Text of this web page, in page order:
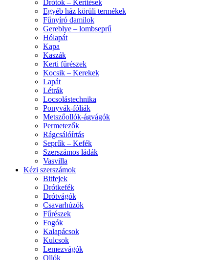
Drótok – Kerítések
Egyéb ház körüli termékek
Fűnyíró damilok
Gereblye – lombseprű
Hólapát
Kapa
Kaszák
Kerti fűrészek
Kocsik – Kerekek
Lapát
Létrák
Locsolástechnika
Ponyvák-fóliák
Metszőollók-ágvágók
Permetezők
Rágcsálóírtás
Seprűk – Kefék
Szerszámos ládák
Vasvilla
Kézi szerszámok
Bitfejek
Drótkefék
Drótvágók
Csavarhúzók
Fűrészek
Fogók
Kalapácsok
Kulcsok
Lemezvágók
Ollók